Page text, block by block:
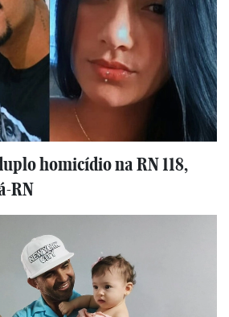
homicídio na RN 118,
RN